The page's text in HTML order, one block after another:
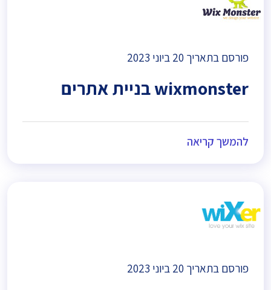
פורסם בתאריך 20 ביוני 2023
wixmonster בניית אתרים
להמשך קריאה
פורסם בתאריך 20 ביוני 2023